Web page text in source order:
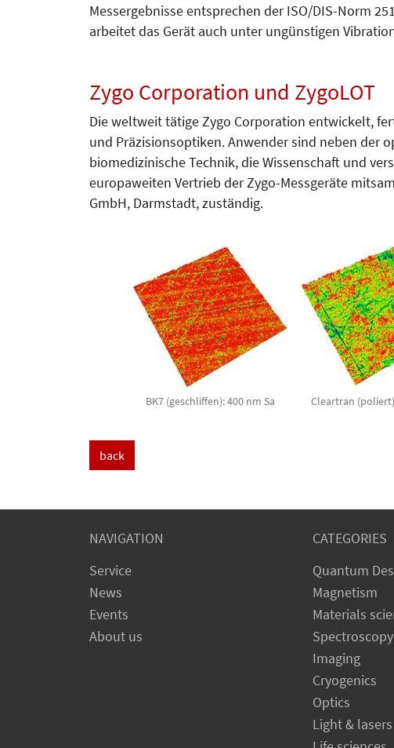
Messergebnisse entsprechen der ISO/DIS-Norm
arbeitet das Gerät auch unter ungünstigen
Zygo Corporation und ZygoLOT
Die weltweit tätige Zygo Corporation entwickelt,
und Präzisionsoptiken. Anwender sind neben der
biomedizinische Technik, die Wissenschaft und
europaweiten Vertrieb der Zygo-Messgeräte
GmbH, Darmstadt, zuständig.
BK7 (geschliffen): 400 nm Sa Cleartran
back
NAVIGATION
Service
News
Events
About us
CATEGORIES
Quantum
Magnetism
Materials
Spectroscopy
Imaging
Cryogenics
Optics
Light & lasers